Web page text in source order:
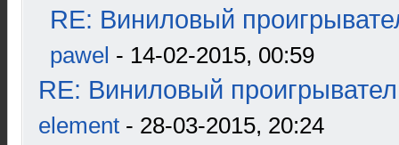
RE: Виниловый
pawel - 14-02-2015, 00:59
RE: Виниловый
element - 28-03-2015, 20:24